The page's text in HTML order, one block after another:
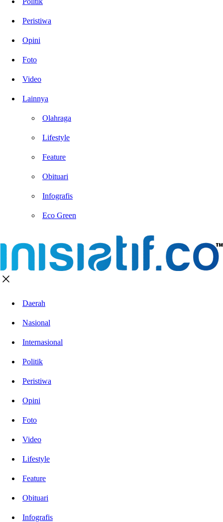
Peristiwa
Opini
Foto
Video
Lainnya
Olahraga
Lifestyle
Feature
Obituari
Infografis
Eco Green
Daerah
Nasional
Internasional
Politik
Peristiwa
Opini
Foto
Video
Lifestyle
Feature
Obituari
Infografis